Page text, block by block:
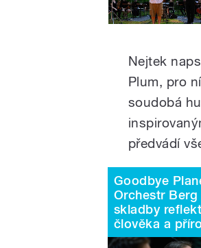
Nejtek
Plum, pro
soudobá
předvádí
Goodbye
Orchestr Berg
skladby
člověka a